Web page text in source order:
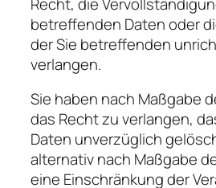
betreffenden Daten oder
der Sie betreffenden
verlangen.
Sie haben nach Maßgabe
das Recht zu verlangen,
Daten unverzüglich
alternativ nach Maßgabe
eine Einschränkung der